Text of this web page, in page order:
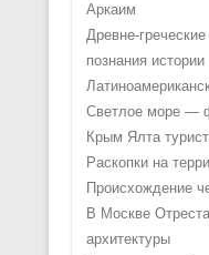
Аркаим
Древне-
познания истории
Светлое море —
Крым Ялта
Раскопки на
Происхождение
В Москве
архитектуры